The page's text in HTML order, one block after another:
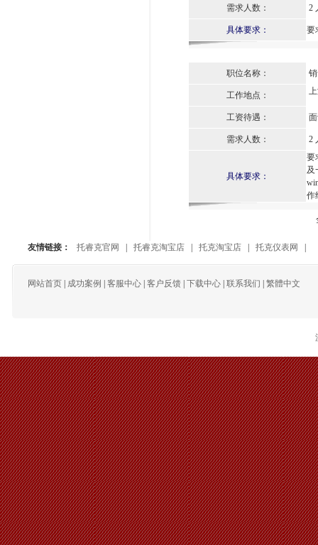
需求人数： 2
具体要求： 要
职位名称：
工作地点：
工资待遇：
需求人数： 2
具体要求：
要
及
作
友情链接： 托睿克官网 托睿克淘宝店 托克淘宝店 托克仪表网
网站首页 成功案例 客服中心 客户反馈 下载中心 联系我们 繁體中文